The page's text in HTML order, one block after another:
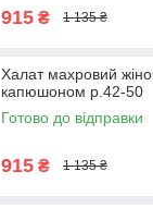
915 ₴ 1 135 ₴
Халат махровий
капюшоном р.42-50
Готово до відправки
915 ₴ 1 135 ₴